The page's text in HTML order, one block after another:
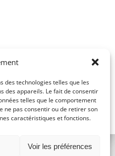
des technologies telles que les
des appareils. Le fait de consentir
telles que le comportement
ne pas consentir ou de retirer son
caractéristiques et fonctions.
Voir les préférences